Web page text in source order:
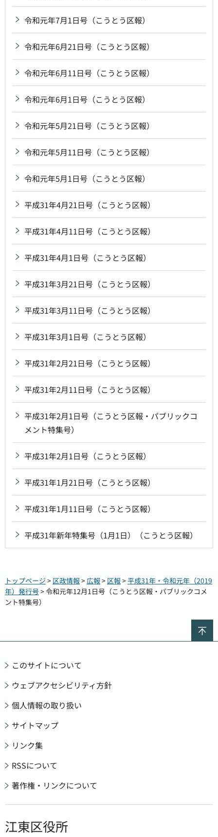
令和元年7月1日号（こうとう区報）
令和元年6月21日号（こうとう区報）
令和元年6月11日号（こうとう区報）
令和元年6月1日号（こうとう区報）
令和元年5月21日号（こうとう区報）
令和元年5月11日号（こうとう区報）
令和元年5月1日号（こうとう区報）
平成31年4月21日号（こうとう区報）
平成31年4月11日号（こうとう区報）
平成31年4月1日号（こうとう区報）
平成31年3月21日号（こうとう区報）
平成31年3月11日号（こうとう区報）
平成31年3月1日号（こうとう区報）
平成31年2月21日号（こうとう区報）
平成31年2月11日号（こうとう区報）
平成31年2月1日号（こうとう区報・パブリックコ
メント特集号）
平成31年2月1日号（こうとう区報）
平成31年1月21日号（こうとう区報）
平成31年1月11日号（こうとう区報）
平成31年新年特集号（1月1日）（こうとう区報）
トップページ > 区政情報 > 広報 > 区報 >平成31年・令和元年（2019
年）発行号> 令和元年12月1日号（こうとう区報・パブリックコメ
ント特集号）
このサイトについて
ウェブアクセシビリティ方針
個人情報の取り扱い
サイトマップ
リンク集
RSSについて
著作権・リンクについて
江東区役所